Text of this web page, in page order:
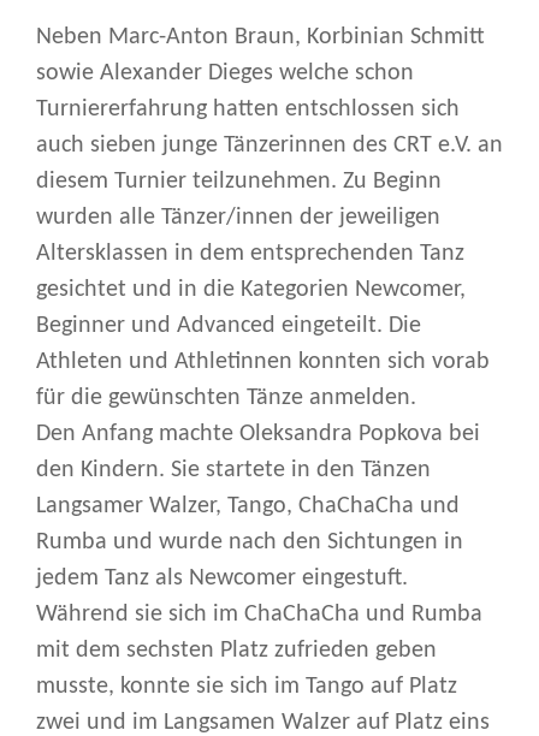
Neben Marc-Anton Braun, Korbinian Schmitt
sowie Alexander Dieges welche schon
Turniererfahrung hatten entschlossen sich
auch sieben junge Tänzerinnen des CRT e.V. an
diesem Turnier teilzunehmen. Zu Beginn
wurden alle Tänzer/innen der jeweiligen
Altersklassen in dem entsprechenden Tanz
gesichtet und in die Kategorien Newcomer,
Beginner und Advanced eingeteilt. Die
Athleten und Athletinnen konnten sich vorab
für die gewünschten Tänze anmelden.
Den Anfang machte Oleksandra Popkova bei
den Kindern. Sie startete in den Tänzen
Langsamer Walzer, Tango, ChaChaCha und
Rumba und wurde nach den Sichtungen in
jedem Tanz als Newcomer eingestuft.
Während sie sich im ChaChaCha und Rumba
mit dem sechsten Platz zufrieden geben
musste, konnte sie sich im Tango auf Platz
zwei und im Langsamen Walzer auf Platz eins